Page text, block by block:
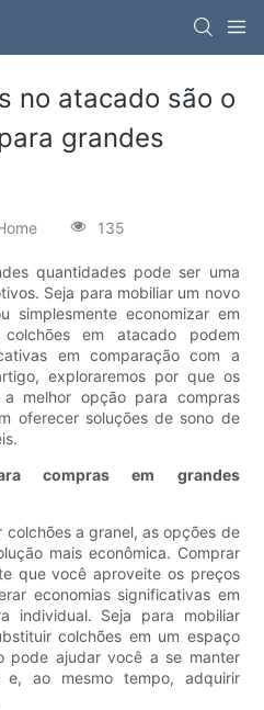
no atacado são o
grandes
135
quantidades pode ser uma
Seja para mobiliar um novo
simplesmente economizar em
em atacado podem
em comparação com a
exploraremos por que os
melhor opção para compras
oferecer soluções de sono de
compras em grandes
a granel, as opções de
mais econômica. Comprar
que você aproveite os preços
economias significativas em
individual. Seja para mobiliar
colchões em um espaço
pode ajudar você a se manter
ao mesmo tempo, adquirir